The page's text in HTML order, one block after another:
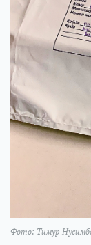
Фото: Тимур